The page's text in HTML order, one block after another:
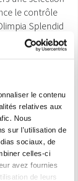
le contenu
relatives aux
Nous
sur l'utilisation de
sociaux, de
celles-ci
avez fournies
de leurs
le contrôle
Splendid
de signal
/ analogique à
une
toutes les
de
de signal
Vit.